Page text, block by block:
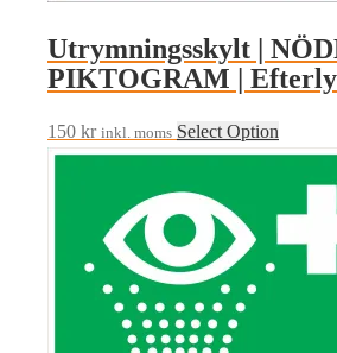
Utrymningsskylt |
PIKTOGRAM |
150 kr inkl. moms Select Option